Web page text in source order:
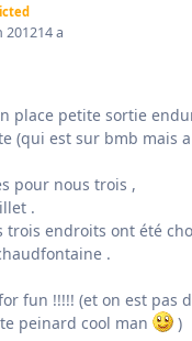
201214 a
place petite sortie
(qui est sur bmb mais
pour nous trois ,
.
trois endroits ont été
.
fun !!!!! (et on est pas
peinard cool man
)